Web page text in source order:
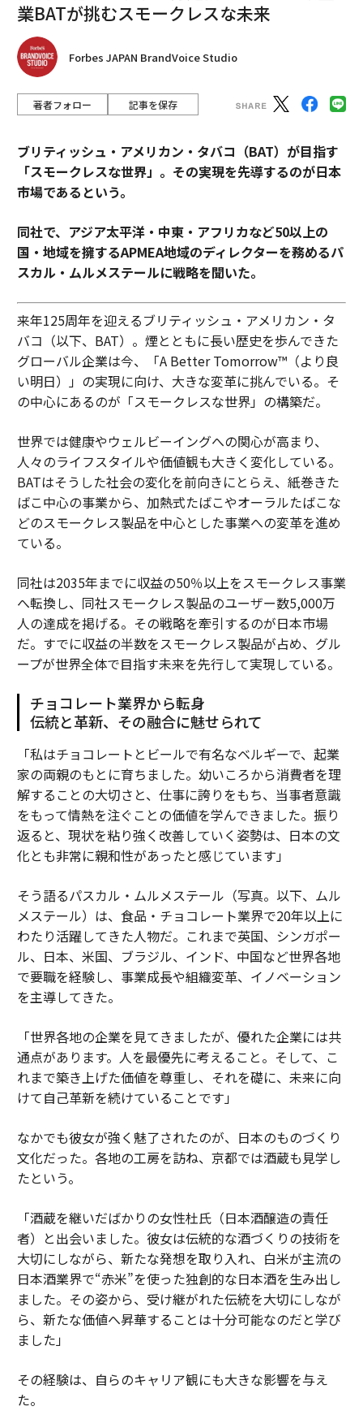
業BATが挑むスモークレスな未来
Forbes JAPAN BrandVoice Studio
著者フォロー 記事を保存
ブリティッシュ・アメリカン・タバコ（BAT）が目指す
「スモークレスな世界」。その実現を先導するのが日本
市場であるという。
同社で、アジア太平洋・中東・アフリカなど50以上の
国・地域を擁するAPMEA地域のディレクターを務めるパ
スカル・ムルメステールに戦略を聞いた。
来年125周年を迎えるブリティッシュ・アメリカン・タ
バコ（以下、BAT）。煙とともに長い歴史を歩んできた
グローバル企業は今、「A Better Tomorrow™（より良
い明日）」の実現に向け、大きな変革に挑んでいる。そ
の中心にあるのが「スモークレスな世界」の構築だ。
世界では健康やウェルビーイングへの関心が高まり、
人々のライフスタイルや価値観も大きく変化している。
BATはそうした社会の変化を前向きにとらえ、紙巻きた
ばこ中心の事業から、加熱式たばこやオーラルたばこな
どのスモークレス製品を中心とした事業への変革を進め
ている。
同社は2035年までに収益の50％以上をスモークレス事業
へ転換し、同社スモークレス製品のユーザー数5,000万
人の達成を掲げる。その戦略を牽引するのが日本市場
だ。すでに収益の半数をスモークレス製品が占め、グル
ープが世界全体で目指す未来を先行して実現している。
チョコレート業界から転身
伝統と革新、その融合に魅せられて
「私はチョコレートとビールで有名なベルギーで、起業
家の両親のもとに育ちました。幼いころから消費者を理
解することの大切さと、仕事に誇りをもち、当事者意識
をもって情熱を注ぐことの価値を学んできました。振り
返ると、現状を粘り強く改善していく姿勢は、日本の文
化とも非常に親和性があったと感じています」
そう語るパスカル・ムルメステール（写真。以下、ムル
メステール）は、食品・チョコレート業界で20年以上に
わたり活躍してきた人物だ。これまで英国、シンガポー
ル、日本、米国、ブラジル、インド、中国など世界各地
で要職を経験し、事業成長や組織変革、イノベーション
を主導してきた。
「世界各地の企業を見てきましたが、優れた企業には共
通点があります。人を最優先に考えること。そして、こ
れまで築き上げた価値を尊重し、それを礎に、未来に向
けて自己革新を続けていることです」
なかでも彼女が強く魅了されたのが、日本のものづくり
文化だった。各地の工房を訪ね、京都では酒蔵も見学し
たという。
「酒蔵を継いだばかりの女性杜氏（日本酒醸造の責任
者）と出会いました。彼女は伝統的な酒づくりの技術を
大切にしながら、新たな発想を取り入れ、白米が主流の
日本酒業界で“赤米”を使った独創的な日本酒を生み出し
ました。その姿から、受け継がれた伝統を大切にしなが
ら、新たな価値へ昇華することは十分可能なのだと学び
ました」
その経験は、自らのキャリア観にも大きな影響を与え
た。